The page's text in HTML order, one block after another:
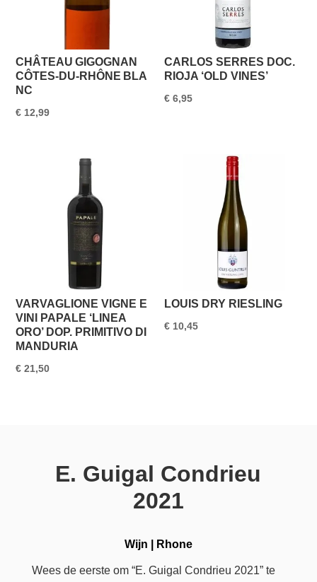
CHÂTEAU GIGOGNAN
CÔTES‑DU‑RHÔNE BLA
NC
€ 12,99
CARLOS SERRES DOC.
RIOJA ‘OLD VINES’
€ 6,95
VARVAGLIONE VIGNE E
VINI PAPALE ‘LINEA
ORO’ DOP. PRIMITIVO DI
MANDURIA
€ 21,50
LOUIS DRY RIESLING
€ 10,45
E. Guigal Condrieu
2021
Wijn Rhone
Wees de eerste om “E. Guigal Condrieu 2021” te